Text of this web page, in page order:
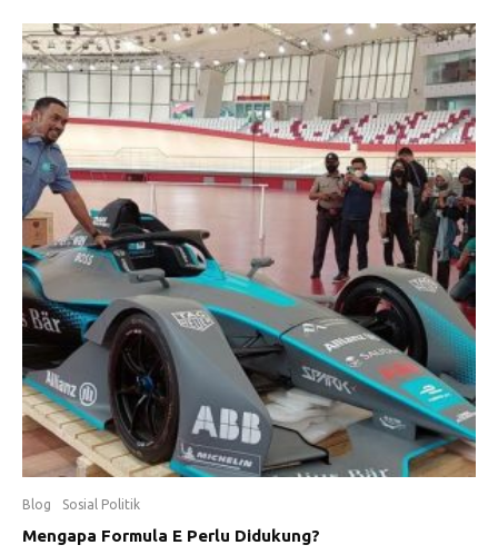
Blog Sosial Politik
Mengapa Formula E Perlu Didukung?